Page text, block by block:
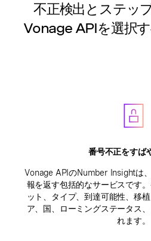
不正検出とステッ
Vonage APIを選択
番号不正をすば
Vonage APIのNumber Insightは
報を返す包括的なサービスです
ット、タイプ、到達可能性、移
ア、国、ローミングステータス
れます。